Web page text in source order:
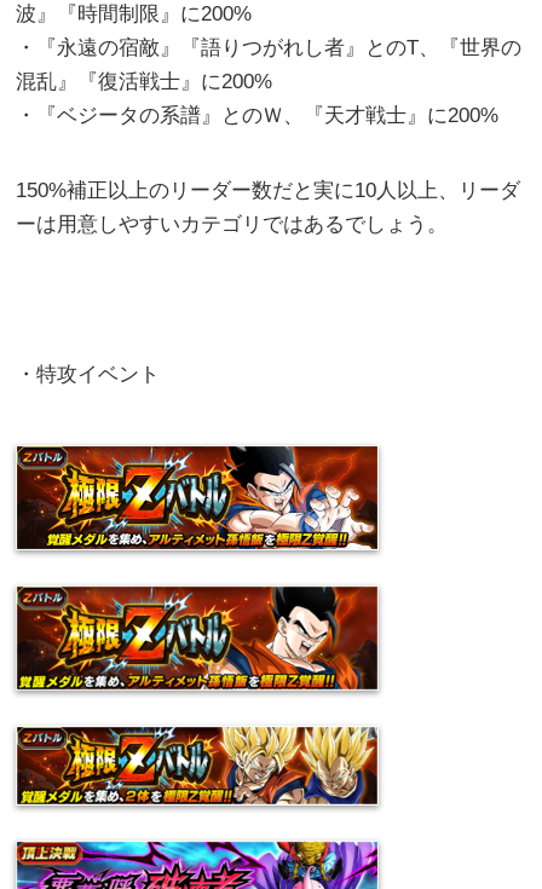
波』『時間制限』に200%
・『永遠の宿敵』『語りつがれし者』とのT、『世界の
混乱』『復活戦士』に200%
・『ベジータの系譜』とのＷ、『天才戦士』に200%
150%補正以上のリーダー数だと実に10人以上、リーダ
ーは用意しやすいカテゴリではあるでしょう。
・特攻イベント